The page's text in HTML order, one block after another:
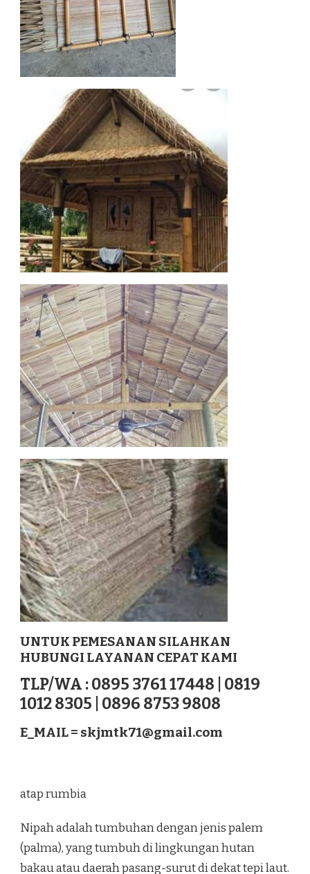
UNTUK PEMESANAN SILAHKAN
HUBUNGI LAYANAN CEPAT KAMI
TLP/WA : 0895 3761 17448 | 0819
1012 8305 | 0896 8753 9808
E_MAIL = skjmtk71@gmail.com
atap rumbia
Nipah adalah tumbuhan dengan jenis palem
(palma), yang tumbuh di lingkungan hutan
bakau atau daerah pasang-surut di dekat tepi laut.